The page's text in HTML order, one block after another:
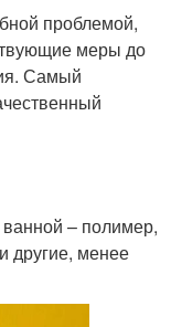
проблемой,
меры до
Самый
– полимер,
другие, менее